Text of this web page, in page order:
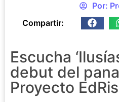
Por:
Compartir:
Escucha
debut del
Proyecto